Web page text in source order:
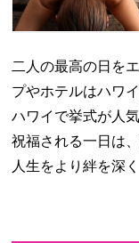
二人の最高の日を
プやホテルはハワ
ハワイで挙式が人
祝福される一日は
人生をより絆を深